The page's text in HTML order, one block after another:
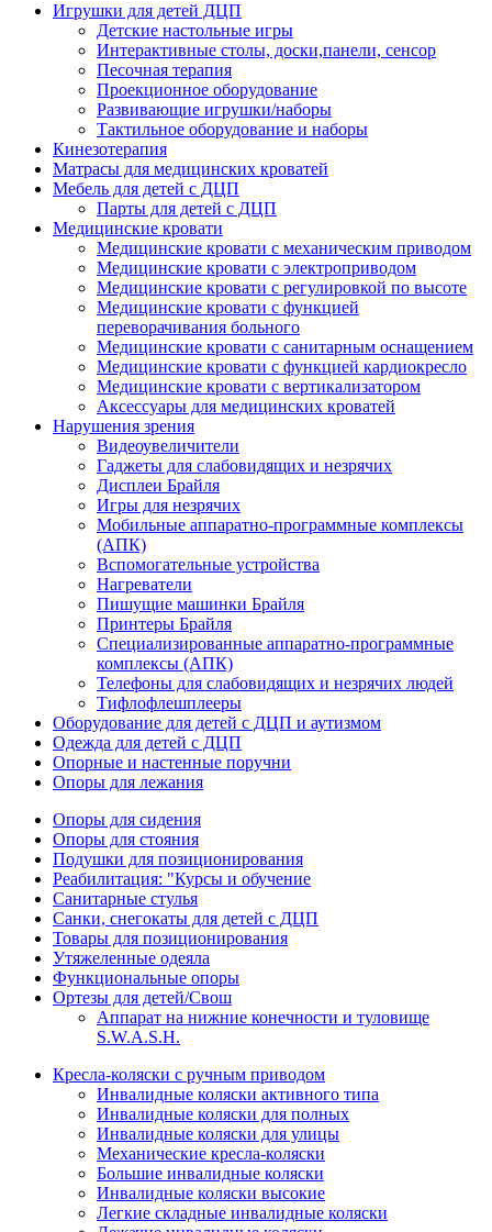
Игрушки для детей ДЦП
Детские настольные игры
Интерактивные столы, доски,панели, сенсор
Песочная терапия
Проекционное оборудование
Развивающие игрушки/наборы
Тактильное оборудование и наборы
Кинезотерапия
Матрасы для медицинских кроватей
Мебель для детей с ДЦП
Парты для детей с ДЦП
Медицинские кровати
Медицинские кровати с механическим приводом
Медицинские кровати с электроприводом
Медицинские кровати с регулировкой по высоте
Медицинские кровати с функцией
переворачивания больного
Медицинские кровати с санитарным оснащением
Медицинские кровати с функцией кардиокресло
Медицинские кровати с вертикализатором
Аксессуары для медицинских кроватей
Нарушения зрения
Видеоувеличители
Гаджеты для слабовидящих и незрячих
Дисплеи Брайля
Игры для незрячих
Мобильные аппаратно-программные комплексы
(АПК)
Вспомогательные устройства
Нагреватели
Пишущие машинки Брайля
Принтеры Брайля
Специализированные аппаратно-программные
комплексы (АПК)
Телефоны для слабовидящих и незрячих людей
Тифлофлешплееры
Оборудование для детей с ДЦП и аутизмом
Одежда для детей с ДЦП
Опорные и настенные поручни
Опоры для лежания
Опоры для сидения
Опоры для стояния
Подушки для позиционирования
Реабилитация: "Курсы и обучение
Санитарные стулья
Санки, снегокаты для детей с ДЦП
Товары для позиционирования
Утяжеленные одеяла
Функциональные опоры
Ортезы для детей/Свош
Аппарат на нижние конечности и туловище
S.W.A.S.H.
Кресла-коляски с ручным приводом
Инвалидные коляски активного типа
Инвалидные коляски для полных
Инвалидные коляски для улицы
Механические кресла-коляски
Большие инвалидные коляски
Инвалидные коляски высокие
Легкие складные инвалидные коляски